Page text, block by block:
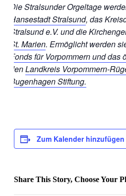
Die Stralsunder Orgeltage
Hansestadt Stralsund, das
Stralsund e.V. und die
St. Marien. Ermöglicht werden
Fonds für Vorpommern und
denLandkreis Vorpommern-
Bugenhagen Stiftung.
Zum Kalender hinzufügen
Share This Story, Choose Your